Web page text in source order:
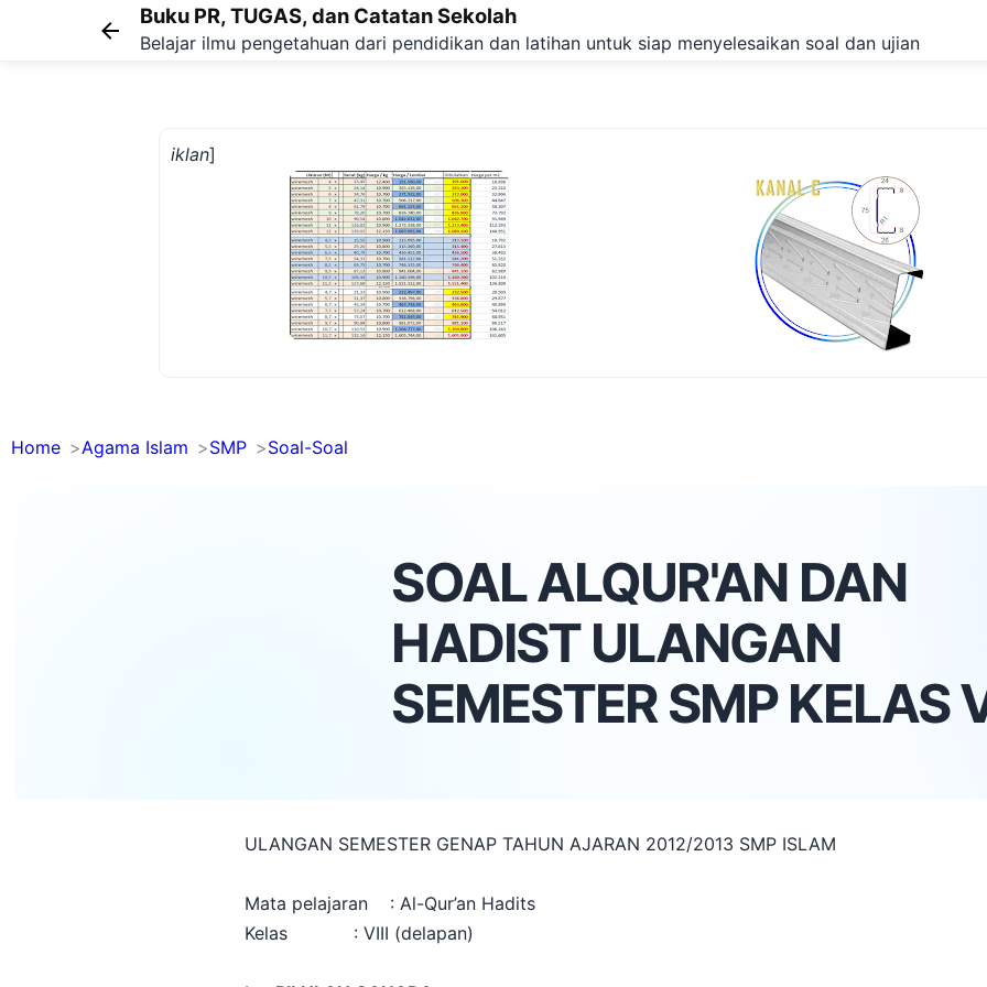
Buku PR, TUGAS, dan Catatan Sekolah
Belajar ilmu pengetahuan dari pendidikan dan latihan untuk siap menyelesaikan soal dan ujian
iklan]
Home Agama Islam SMP Soal-Soal
SOAL ALQUR'AN DAN
HADIST ULANGAN
SEMESTER SMP KELAS
ULANGAN SEMESTER GENAP TAHUN AJARAN 2012/2013 SMP ISLAM
Mata pelajaran : Al-Qur’an Hadits
Kelas : VIII (delapan)